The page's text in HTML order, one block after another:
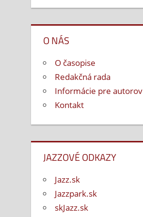
O NÁS
O časopise
Redakčná rada
Informácie pre autorov
Kontakt
JAZZOVÉ ODKAZY
Jazz.sk
Jazzpark.sk
skJazz.sk